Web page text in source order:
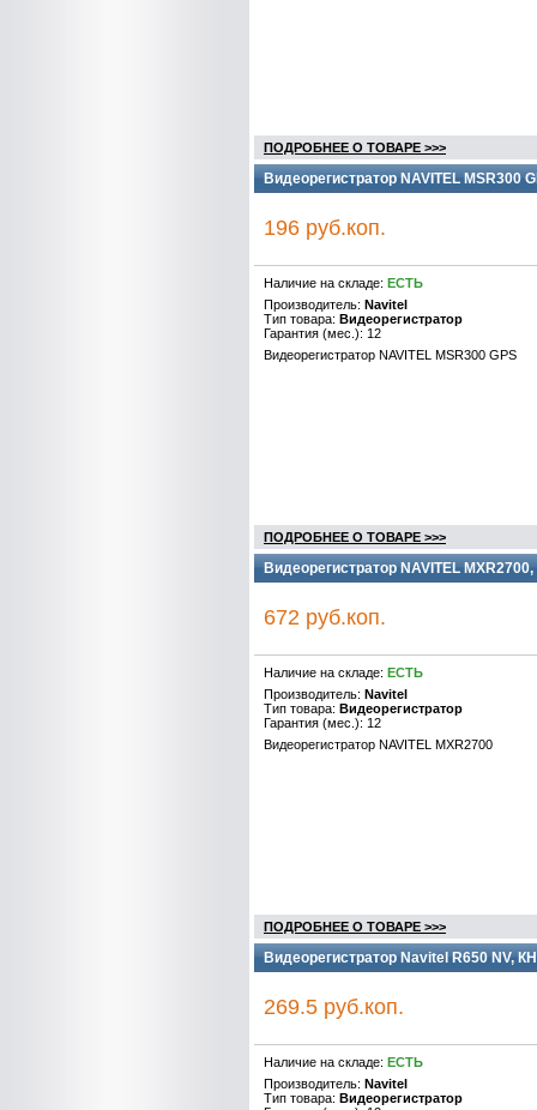
ПОДРОБНЕЕ О ТОВАРЕ >>>
Видеорегистратор NAVITEL MSR300
196 руб.коп.
Наличие на складе: ЕСТЬ
Производитель: Navitel
Тип товара: Видеорегистратор
Гарантия (мес.): 12
Видеорегистратор NAVITEL MSR300 GPS
ПОДРОБНЕЕ О ТОВАРЕ >>>
Видеорегистратор NAVITEL
672 руб.коп.
Наличие на складе: ЕСТЬ
Производитель: Navitel
Тип товара: Видеорегистратор
Гарантия (мес.): 12
Видеорегистратор NAVITEL MXR2700
ПОДРОБНЕЕ О ТОВАРЕ >>>
Видеорегистратор Navitel R650 NV,
269.5 руб.коп.
Наличие на складе: ЕСТЬ
Производитель: Navitel
Тип товара: Видеорегистратор